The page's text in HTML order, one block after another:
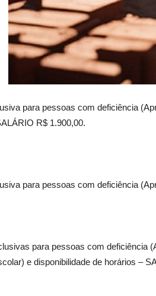
para pessoas com deficiência
R$ 1.900,00.
para pessoas com deficiência
para pessoas com deficiência
e disponibilidade de horários –